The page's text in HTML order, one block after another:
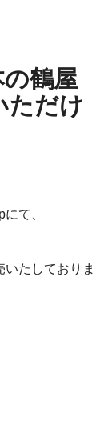
の鶴屋
ただけ
て、
たしておりま